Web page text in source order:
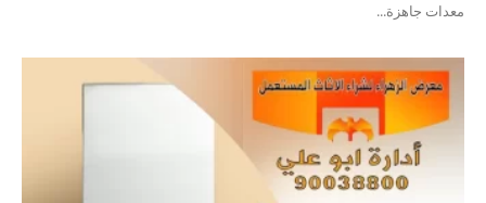
معدات جاهزة...